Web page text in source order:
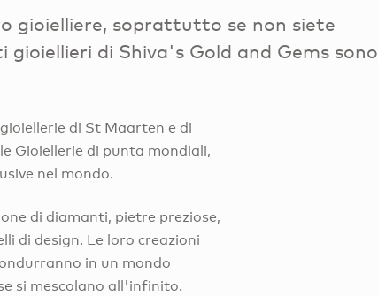
gioielliere, soprattutto se non siete
gioiellieri di Shiva's Gold and Gems sono
di St Maarten e di
Gioiellerie di punta mondiali,
nel mondo.
di diamanti, pietre preziose,
di design. Le loro creazioni
in un mondo
si mescolano all'infinito.